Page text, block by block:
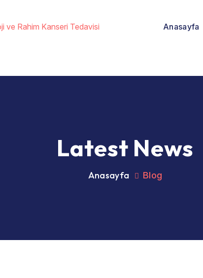
Anasayfa
Latest News
Anasayfa Blog